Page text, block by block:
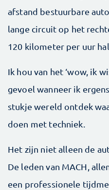
afstand bestuurbare
lange circuit op het
120 kilometer per uur
Ik hou van het ‘wow, ik
gevoel wanneer ik
stukje wereld ontdek
doen met techniek.
Het zijn niet alleen de
De leden van MACH,
een professionele